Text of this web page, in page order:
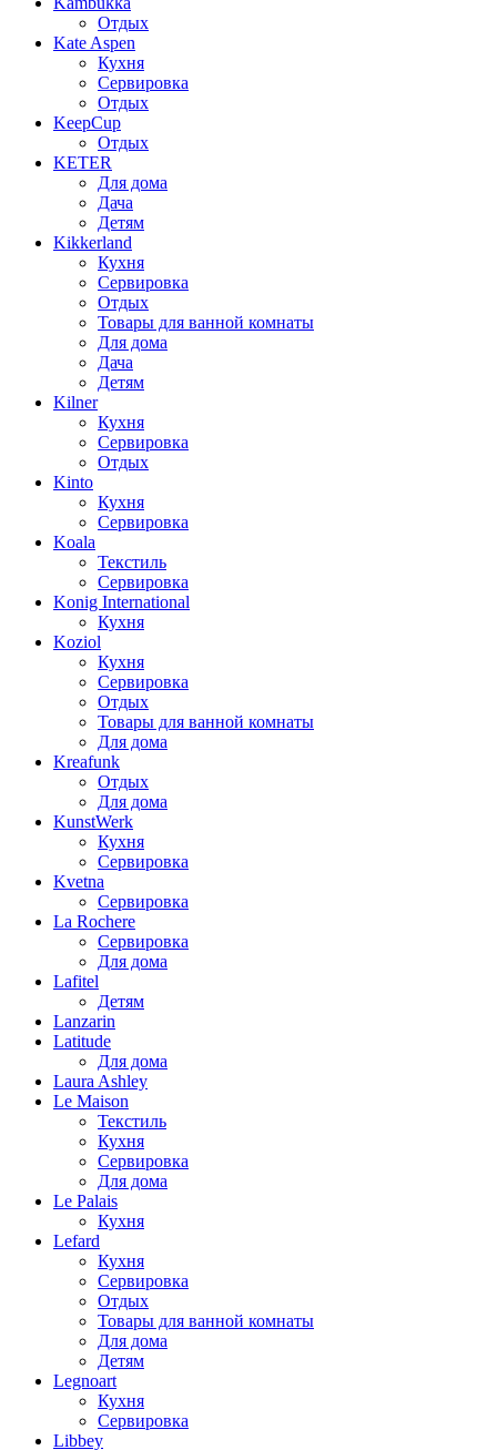
Отдых
Kate Aspen
Кухня
Сервировка
Отдых
KeepCup
Отдых
KETER
Для дома
Дача
Детям
Kikkerland
Кухня
Сервировка
Отдых
Товары для ванной комнаты
Для дома
Дача
Детям
Kilner
Кухня
Сервировка
Отдых
Kinto
Кухня
Сервировка
Koala
Текстиль
Сервировка
Konig International
Кухня
Koziol
Кухня
Сервировка
Отдых
Товары для ванной комнаты
Для дома
Kreafunk
Отдых
Для дома
KunstWerk
Кухня
Сервировка
Kvetna
Сервировка
La Rochere
Сервировка
Для дома
Lafitel
Детям
Lanzarin
Latitude
Для дома
Laura Ashley
Le Maison
Текстиль
Кухня
Сервировка
Для дома
Le Palais
Кухня
Lefard
Кухня
Сервировка
Отдых
Товары для ванной комнаты
Для дома
Детям
Legnoart
Кухня
Сервировка
Libbey